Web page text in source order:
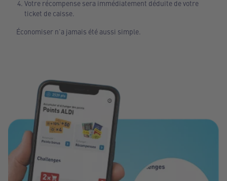
Votre récompense sera immédiatement déduite de votre
ticket de caisse.
Économiser n'a jamais été aussi simple.